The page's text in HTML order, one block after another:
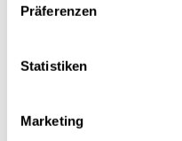
Präferenzen
Statistiken
Marketing